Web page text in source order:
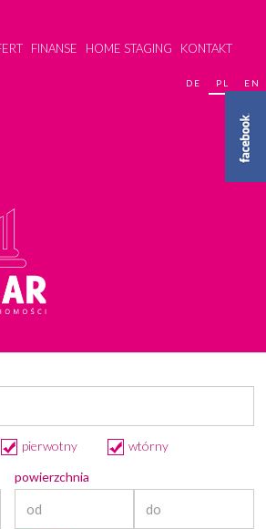
FINANSE HOME STAGING KONTAKT
DE PL EN
pierwotny
wtórny
powierzchnia